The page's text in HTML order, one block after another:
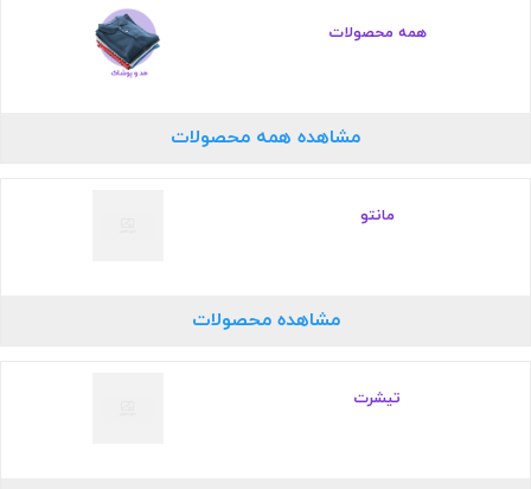
همه محصولات
مشاهده همه محصولات
مانتو
مشاهده محصولات
تیشرت